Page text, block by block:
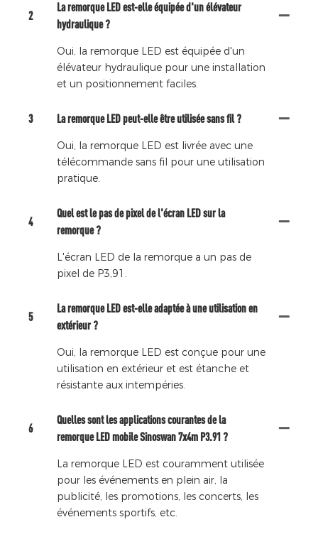
2
La remorque LED est-elle équipée d'un élévateur
hydraulique ?
Oui, la remorque LED est équipée d'un
élévateur hydraulique pour une installation
et un positionnement faciles.
3 La remorque LED peut-elle être utilisée sans fil ?
Oui, la remorque LED est livrée avec une
télécommande sans fil pour une utilisation
pratique.
4
Quel est le pas de pixel de l'écran LED sur la
remorque ?
L'écran LED de la remorque a un pas de
pixel de P3,91.
5
La remorque LED est-elle adaptée à une utilisation en
extérieur ?
Oui, la remorque LED est conçue pour une
utilisation en extérieur et est étanche et
résistante aux intempéries.
6
Quelles sont les applications courantes de la
remorque LED mobile Sinoswan 7x4m P3.91 ?
La remorque LED est couramment utilisée
pour les événements en plein air, la
publicité, les promotions, les concerts, les
événements sportifs, etc.